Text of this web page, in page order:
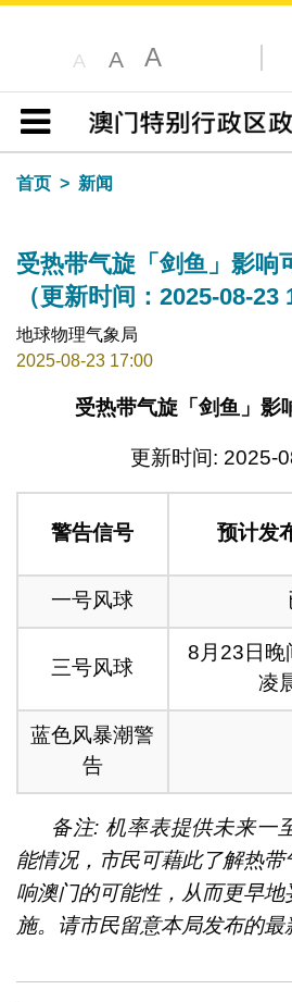
A A A
目录
首页
新闻
受热带气旋「剑鱼」影响
（更新时间：2025-08-23
地球物理气象局
2025-08-23 17:00
受热带气旋「剑鱼」影
更新时间: 2025-
警告信号 预计发
一号风球
三号风球
8月23日晚
凌
蓝色风暴潮警
告
备注: 机率表提供未来一
能情况，市民可藉此了解热
响澳门的可能性，从而更早
施。请市民留意本局发布的最